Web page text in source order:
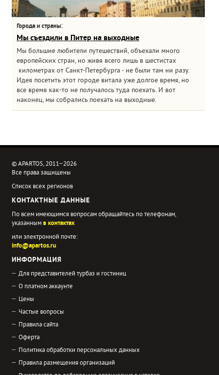
Города и страны:
Мы съездили в Питер на выходные
Мы большие любители путешествий, объехали много
европейских стран, но живя всего лишь в шестистах
километрах от Санкт-Петербурга - не были там ни разу.
Идея посетить этот городе витала уже долгое время, но
все время как-то не получалось туда поехать. И вот
наконец, мы собрались поехать на выходные.
© APARTOS, 2011−2026
Все права защищены
Список всех регионов
КОНТАКТНЫЕ ДАННЫЕ
По всем имеющимся вопросам обращайтесь по телефонам,
указаннымв контактах
или электронной почте:
info@apartos.ru
ИНФОРМАЦИЯ
Для представителей турбаз и гостиниц
О платном аккаунте
Цены
Частые вопросы
Правила сайта
Оферта
Политика обработки персональных данных
Правила размещения организаций